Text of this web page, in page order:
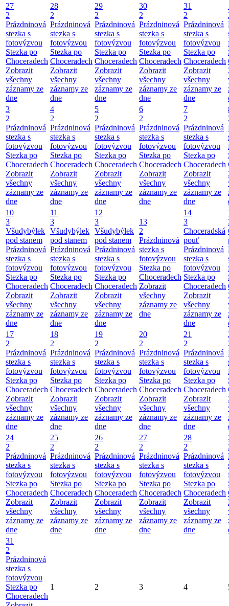
27
2
Prázdninová
stezka s
fotovýzvou
Stezka po
Choceradech
Zobrazit
všechny
záznamy ze
dne
28
2
Prázdninová
stezka s
fotovýzvou
Stezka po
Choceradech
Zobrazit
všechny
záznamy ze
dne
29
2
Prázdninová
stezka s
fotovýzvou
Stezka po
Choceradech
Zobrazit
všechny
záznamy ze
dne
30
2
Prázdninová
stezka s
fotovýzvou
Stezka po
Choceradech
Zobrazit
všechny
záznamy ze
dne
31
2
Prázdninová
stezka s
fotovýzvou
Stezka po
Choceradech
Zobrazit
všechny
záznamy ze
dne
3
2
Prázdninová
stezka s
fotovýzvou
Stezka po
Choceradech
Zobrazit
všechny
záznamy ze
dne
4
2
Prázdninová
stezka s
fotovýzvou
Stezka po
Choceradech
Zobrazit
všechny
záznamy ze
dne
5
2
Prázdninová
stezka s
fotovýzvou
Stezka po
Choceradech
Zobrazit
všechny
záznamy ze
dne
6
2
Prázdninová
stezka s
fotovýzvou
Stezka po
Choceradech
Zobrazit
všechny
záznamy ze
dne
7
2
Prázdninová
stezka s
fotovýzvou
Stezka po
Choceradech
Zobrazit
všechny
záznamy ze
dne
10
3
Všudybýlek
pod stanem
Prázdninová
stezka s
fotovýzvou
Stezka po
Choceradech
Zobrazit
všechny
záznamy ze
dne
11
3
Všudybýlek
pod stanem
Prázdninová
stezka s
fotovýzvou
Stezka po
Choceradech
Zobrazit
všechny
záznamy ze
dne
12
3
Všudybýlek
pod stanem
Prázdninová
stezka s
fotovýzvou
Stezka po
Choceradech
Zobrazit
všechny
záznamy ze
dne
13
2
Prázdninová
stezka s
fotovýzvou
Stezka po
Choceradech
Zobrazit
všechny
záznamy ze
dne
14
3
Choceradská
pouť
Prázdninová
stezka s
fotovýzvou
Stezka po
Choceradech
Zobrazit
všechny
záznamy ze
dne
17
2
Prázdninová
stezka s
fotovýzvou
Stezka po
Choceradech
Zobrazit
všechny
záznamy ze
dne
18
2
Prázdninová
stezka s
fotovýzvou
Stezka po
Choceradech
Zobrazit
všechny
záznamy ze
dne
19
2
Prázdninová
stezka s
fotovýzvou
Stezka po
Choceradech
Zobrazit
všechny
záznamy ze
dne
20
2
Prázdninová
stezka s
fotovýzvou
Stezka po
Choceradech
Zobrazit
všechny
záznamy ze
dne
21
2
Prázdninová
stezka s
fotovýzvou
Stezka po
Choceradech
Zobrazit
všechny
záznamy ze
dne
24
2
Prázdninová
stezka s
fotovýzvou
Stezka po
Choceradech
Zobrazit
všechny
záznamy ze
dne
25
2
Prázdninová
stezka s
fotovýzvou
Stezka po
Choceradech
Zobrazit
všechny
záznamy ze
dne
26
2
Prázdninová
stezka s
fotovýzvou
Stezka po
Choceradech
Zobrazit
všechny
záznamy ze
dne
27
2
Prázdninová
stezka s
fotovýzvou
Stezka po
Choceradech
Zobrazit
všechny
záznamy ze
dne
28
2
Prázdninová
stezka s
fotovýzvou
Stezka po
Choceradech
Zobrazit
všechny
záznamy ze
dne
31
2
Prázdninová
stezka s
fotovýzvou
Stezka po
Choceradech
1 2 3 4